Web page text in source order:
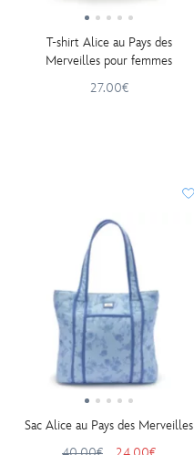
T-shirt Alice au Pays des
Merveilles pour femmes
27.00€
Sac Alice au Pays des Merveilles